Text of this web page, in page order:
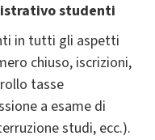
studenti
in tutti gli aspetti
chiuso, iscrizioni,
tasse
a esame di
studi, ecc.).